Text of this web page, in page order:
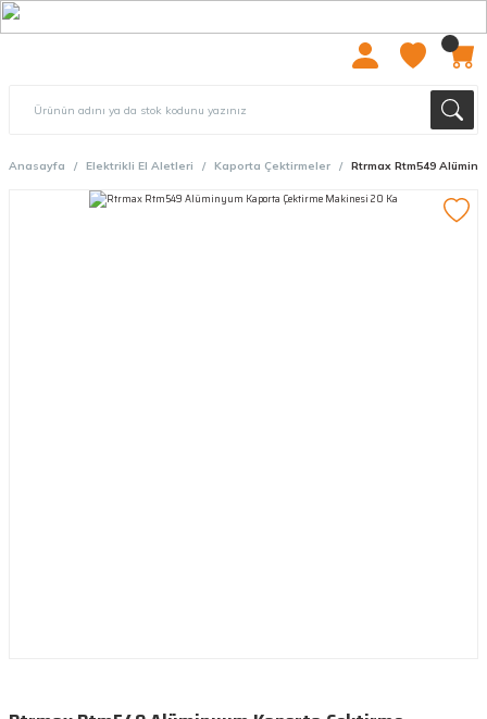
Anasayfa Elektrikli El Aletleri Kaporta Çektirmeler Rtrmax Rtm549